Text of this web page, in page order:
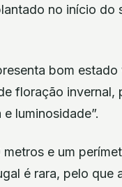
no início do
bom
floração
luminosidade”.
e um
é rara, pelo que